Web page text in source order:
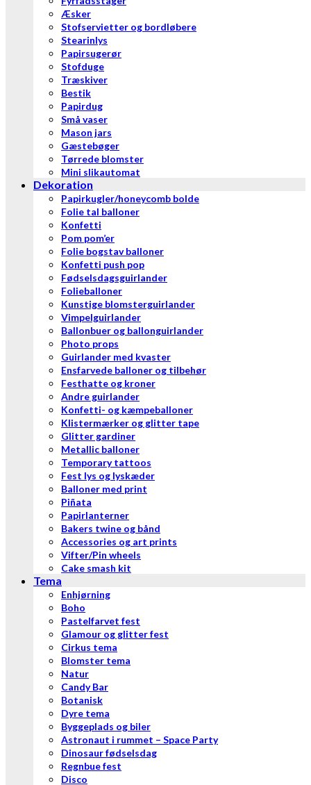
Æsker
Stofservietter og bordløbere
Stearinlys
Papirsugerør
Stofduge
Træskiver
Bestik
Papirdug
Små vaser
Mason jars
Gæstebøger
Tørrede blomster
Mini slikautomat
Dekoration
Papirkugler/honeycomb bolde
Folie tal balloner
Konfetti
Pom pom’er
Folie bogstav balloner
Konfetti push pop
Fødselsdagsguirlander
Folieballoner
Kunstige blomsterguirlander
Vimpelguirlander
Ballonbuer og ballonguirlander
Photo props
Guirlander med kvaster
Ensfarvede balloner og tilbehør
Festhatte og kroner
Andre guirlander
Konfetti- og kæmpeballoner
Klistermærker og glitter tape
Glitter gardiner
Metallic balloner
Temporary tattoos
Fest lys og lyskæder
Balloner med print
Piñata
Papirlanterner
Bakers twine og bånd
Accessories og art prints
Vifter/Pin wheels
Cake smash kit
Tema
Enhjørning
Boho
Pastelfarvet fest
Glamour og glitter fest
Cirkus tema
Blomster tema
Natur
Candy Bar
Botanisk
Dyre tema
Byggeplads og biler
Astronaut i rummet – Space Party
Dinosaur fødselsdag
Regnbue fest
Disco